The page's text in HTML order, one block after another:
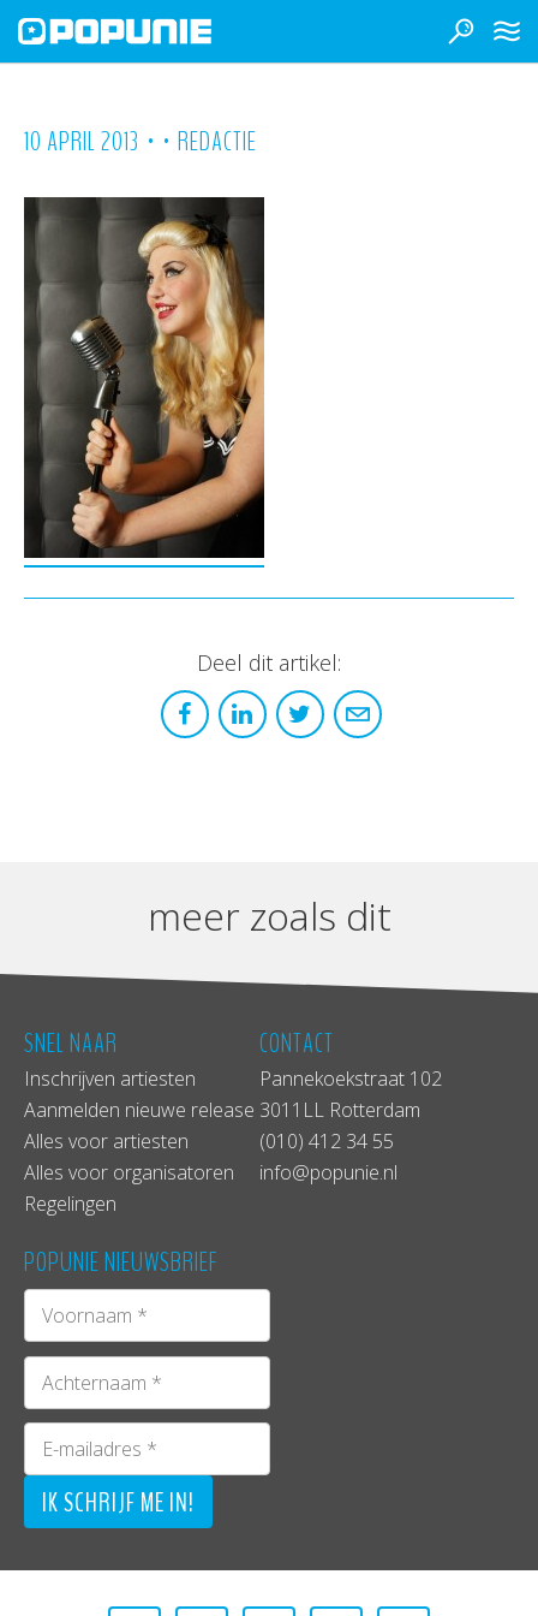
10 APRIL 2013 • • REDACTIE
Deel dit artikel:
meer zoals dit
SNEL NAAR
Inschrijven artiesten
Aanmelden nieuwe release
Alles voor artiesten
Alles voor organisatoren
Regelingen
CONTACT
Pannekoekstraat 102
3011LL Rotterdam
(010) 412 34 55
info@popunie.nl
POPUNIE NIEUWSBRIEF